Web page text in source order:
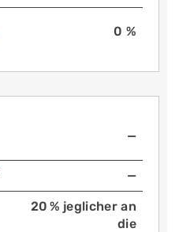
0 %
—
—
20 % jeglicher an
die